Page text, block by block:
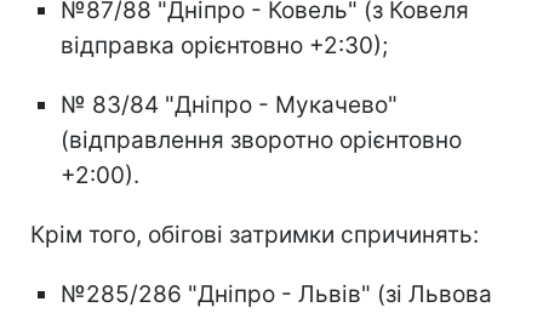
№87/88 "Дніпро - Ковель" (з Ковеля
відправка орієнтовно +2:30);
№ 83/84 "Дніпро - Мукачево"
(відправлення зворотно орієнтовно
+2:00).
Крім того, обігові затримки спричинять:
№285/286 "Дніпро - Львів" (зі Львова